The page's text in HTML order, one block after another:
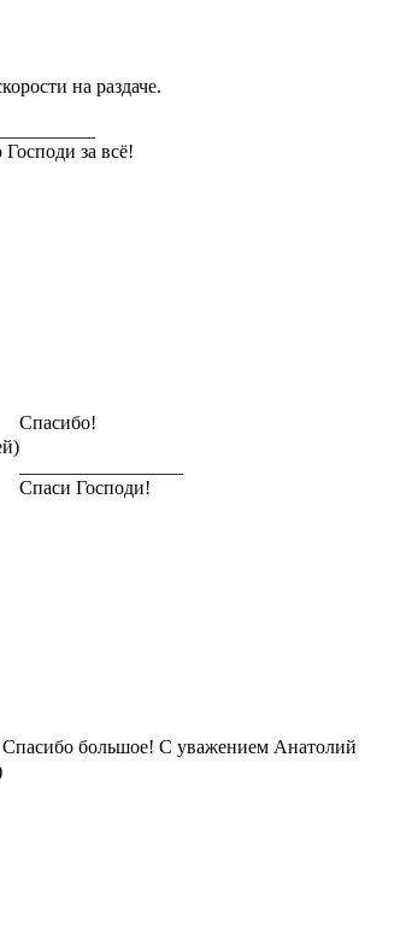
на раздаче.
за всё!
Спасибо!
Спаси Господи!
Спасибо большое! С уважением Анатолий